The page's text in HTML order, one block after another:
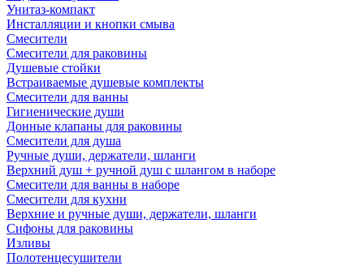
Унитаз-компакт
Инсталляции и кнопки смыва
Смесители
Смесители для раковины
Душевые стойки
Встраиваемые душевые комплекты
Смесители для ванны
Гигиенические души
Донные клапаны для раковины
Смесители для душа
Ручные души, держатели, шланги
Верхний душ + ручной душ с шлангом в наборе
Смесители для ванны в наборе
Смесители для кухни
Верхние и ручные души, держатели, шланги
Сифоны для раковины
Изливы
Полотенцесушители